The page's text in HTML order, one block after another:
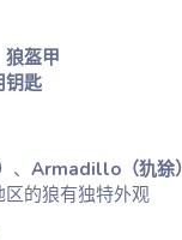
狼盔甲
钥匙
、 Armadillo（犰狳）
区的狼有独特外观